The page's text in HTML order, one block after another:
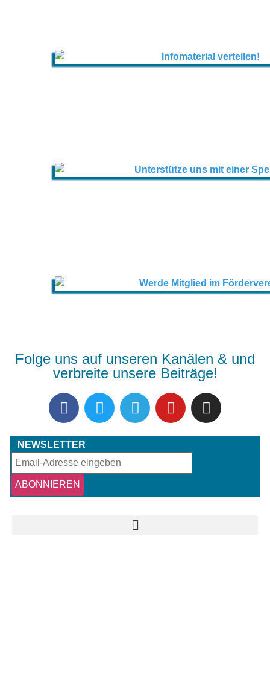
Folge uns auf unseren Kanälen & und
verbreite unsere Beiträge!
NEWSLETTER